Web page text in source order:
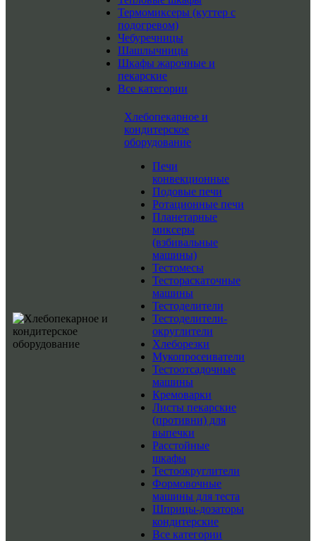
Термомиксеры (куттер с
подогревом)
Чебуречницы
Шашлычницы
Шкафы жарочные и
пекарские
Все категории
Хлебопекарное и
кондитерское
оборудование
Печи
конвекционные
Подовые печи
Ротационные печи
Планетарные
миксеры
(взбивальные
машины)
Тестомесы
Тестораскаточные
машины
Тестоделители
Тестоделители-
округлители
Хлеборезки
Мукопросеиватели
Тестоотсадочные
машины
Кремоварки
Листы пекарские
(противни) для
выпечки
Расстойные
шкафы
Тестоокруглители
Формовочные
машины для теста
Шприцы-дозаторы
кондитерские
Все категории